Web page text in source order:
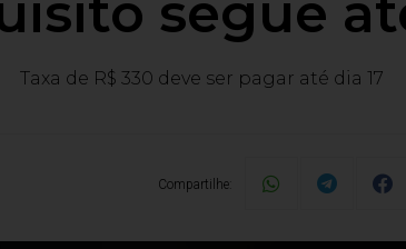
segue
Taxa de R$ 330 deve ser pagar até dia 17
Compartilhe: